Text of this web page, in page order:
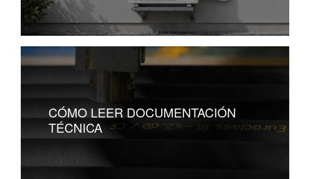
CÓMO LEER DOCUMENTACIÓN
TÉCNICA